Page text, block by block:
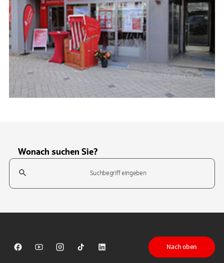
Wonach suchen Sie?
Suchfeld
Sparkasse auf Facebook
Sparkasse auf Youtube
Sparkasse auf Instagram
Sparkasse auf TikTok
Sparkasse auf LinkedIn
Nach oben